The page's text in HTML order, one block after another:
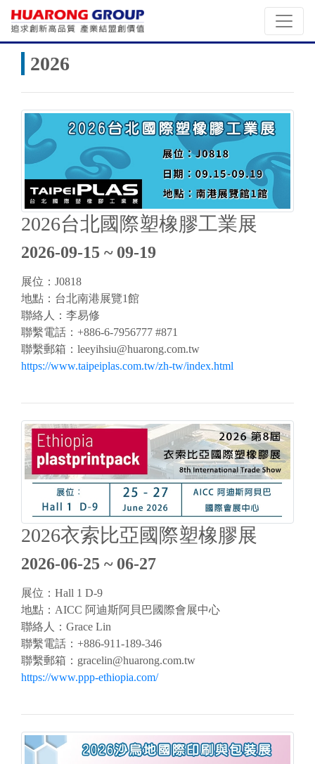
2026
2026台北國際塑橡膠工業展
2026-09-15 ~ 09-19
展位：J0818
地點：台北南港展覽1館
聯絡人：李易修
聯繫電話：+886-6-7956777 #871
聯繫郵箱： leeyihsiu@huarong.com.tw
https://www.taipeiplas.com.tw/zh-tw/index.html
2026衣索比亞國際塑橡膠展
2026-06-25 ~ 06-27
展位：Hall 1 D-9
地點：AICC 阿迪斯阿貝巴國際會展中心
聯絡人：Grace Lin
聯繫電話：+886-911-189-346
聯繫郵箱： gracelin@huarong.com.tw
https://www.ppp-ethiopia.com/